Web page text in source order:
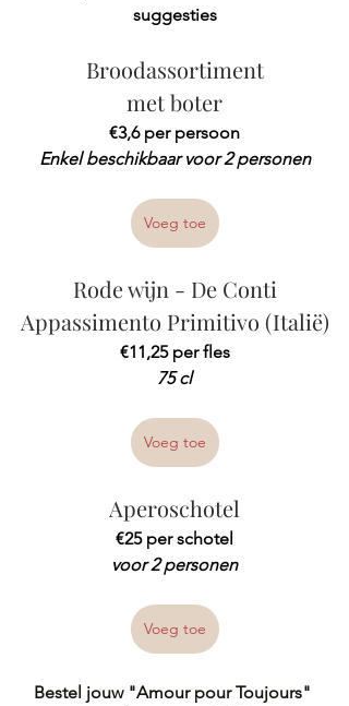
suggesties
Broodassortiment
met boter
€3,6 per persoon
Enkel beschikbaar voor 2 personen
Voeg toe
Rode wijn - De Conti
Appassimento Primitivo (Italië)
€11,25 per fles
75 cl
Voeg toe
Aperoschotel
€25 per schotel
voor 2 personen
Voeg toe
Bestel jouw "Amour pour Toujours"